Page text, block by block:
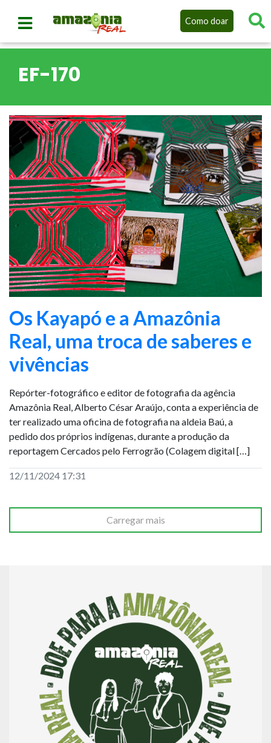
Como doar
EF-170
Os Kayapó e a Amazônia
Real, uma troca de saberes e
vivências
Repórter-fotográfico e editor de fotografia da agência
Amazônia Real, Alberto César Araújo, conta a experiência de
ter realizado uma oficina de fotografia na aldeia Baú, a
pedido dos próprios indígenas, durante a produção da
reportagem Cercados pelo Ferrogrão (Colagem digital […]
12/11/2024 17:31
Carregar mais